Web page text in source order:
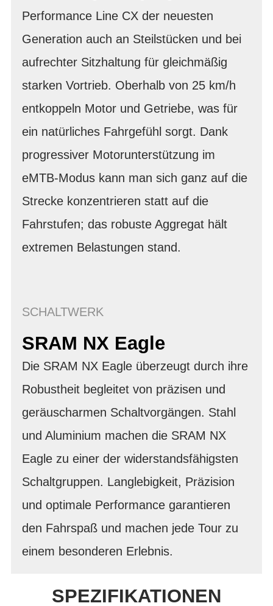
Performance Line CX der neuesten
Generation auch an Steilstücken und bei
aufrechter Sitzhaltung für gleichmäßig
starken Vortrieb. Oberhalb von 25 km/h
entkoppeln Motor und Getriebe, was für
ein natürliches Fahrgefühl sorgt. Dank
progressiver Motorunterstützung im
eMTB-Modus kann man sich ganz auf die
Strecke konzentrieren statt auf die
Fahrstufen; das robuste Aggregat hält
extremen Belastungen stand.
SCHALTWERK
SRAM NX Eagle
Die SRAM NX Eagle überzeugt durch ihre
Robustheit begleitet von präzisen und
geräuscharmen Schaltvorgängen. Stahl
und Aluminium machen die SRAM NX
Eagle zu einer der widerstandsfähigsten
Schaltgruppen. Langlebigkeit, Präzision
und optimale Performance garantieren
den Fahrspaß und machen jede Tour zu
einem besonderen Erlebnis.
SPEZIFIKATIONEN